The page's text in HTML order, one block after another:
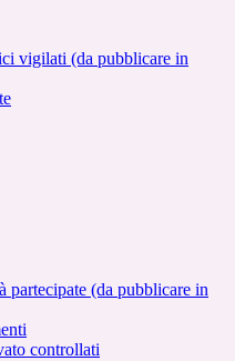
vigilati (da pubblicare in
partecipate (da pubblicare in
controllati